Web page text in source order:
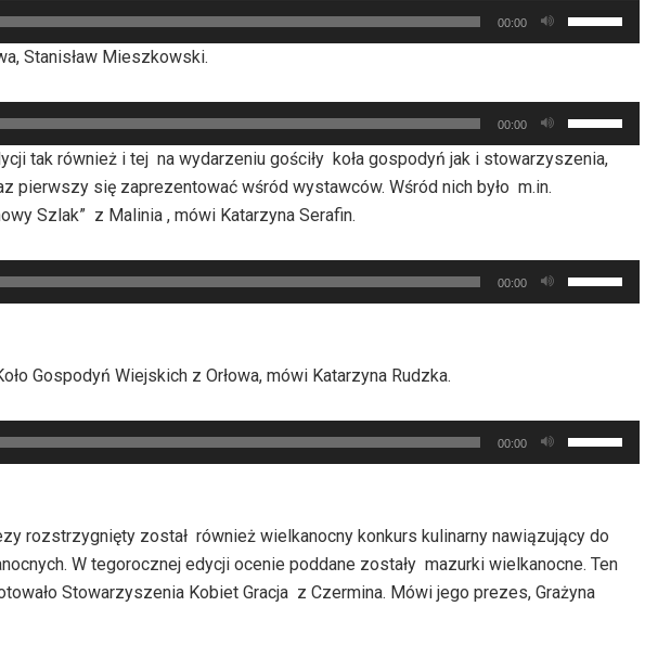
00:00
strzałek
oraz
do
lub
Stanisław Mieszkowski.
00:00
strzałek
do
dołu
głośność.
tak również i tej na wydarzeniu gościły koła gospodyń jak i stowarzyszenia,
pierwszy się zaprezentować wśród wystawców. Wśród nich było m.in.
Szlak” z Malinia , mówi Katarzyna Serafin.
00:00
strzałek
dołu
aby
zmniejszyć
Gospodyń Wiejskich z Orłowa, mówi Katarzyna Rudzka.
00:00
strzałek
oraz
do
dołu
rozstrzygnięty został również wielkanocny konkurs kulinarny nawiązujący do
W tegorocznej edycji ocenie poddane zostały mazurki wielkanocne. Ten
Stowarzyszenia Kobiet Gracja z Czermina. Mówi jego prezes, Grażyna